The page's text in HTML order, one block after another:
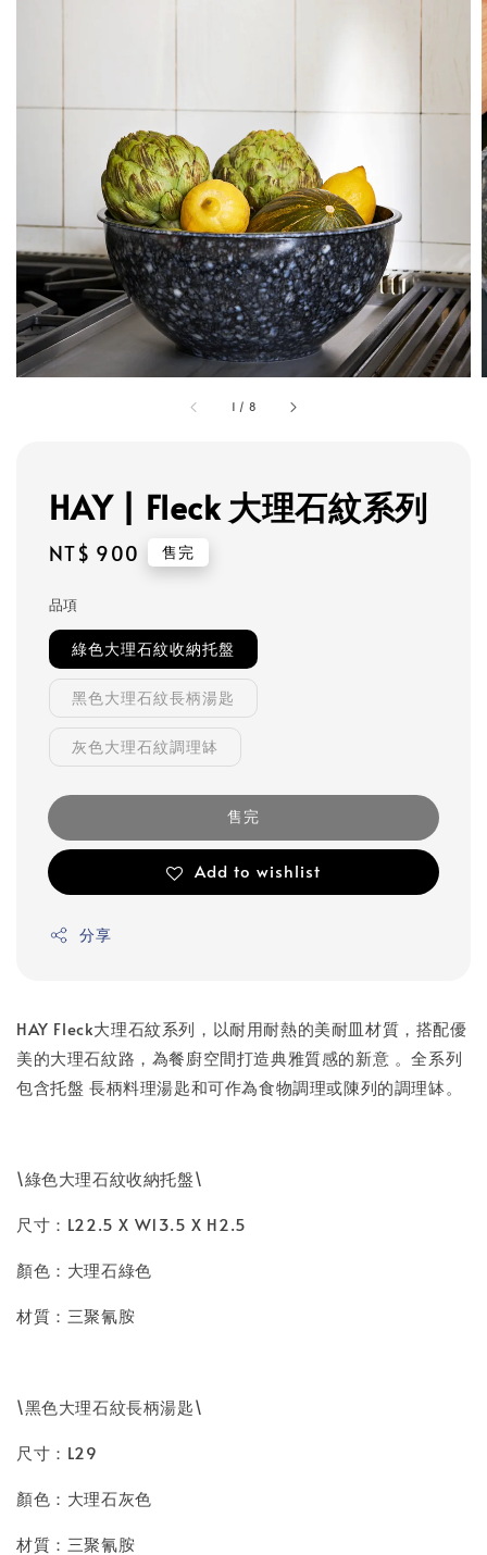
1 / 8
HAY | Fleck 大理石紋系列
Regular
NT$ 900 售完
品項
綠色大理石紋收納托盤
黑色大理石紋長柄湯匙
灰色大理石紋調理缽
售完
Add to wishlist
分享
HAY Fleck大理石紋系列，以耐用耐熱的美耐皿材質，搭配優
美的大理石紋路，為餐廚空間打造典雅質感的新意 。全系列
包含托盤 長柄料理湯匙和可作為食物調理或陳列的調理缽。
\綠色大理石紋收納托盤\
尺寸：L22.5 X W13.5 X H2.5
顏色：大理石綠色
材質：三聚氰胺
\黑色大理石紋長柄湯匙\
尺寸：L29
顏色：大理石灰色
材質：三聚氰胺